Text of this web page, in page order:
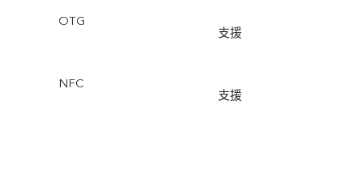
OTG
支援
NFC
支援